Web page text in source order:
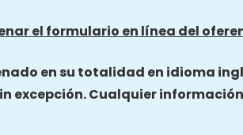
el formulario en línea del
en su totalidad en idioma
excepción. Cualquier